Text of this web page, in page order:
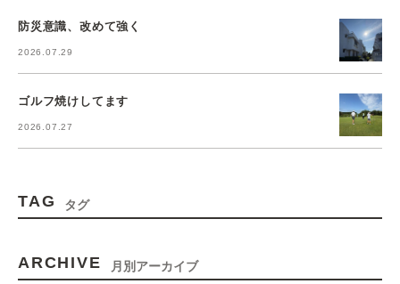
防災意識、改めて強く
2026.07.29
ゴルフ焼けしてます
2026.07.27
TAG タグ
ARCHIVE 月別アーカイブ